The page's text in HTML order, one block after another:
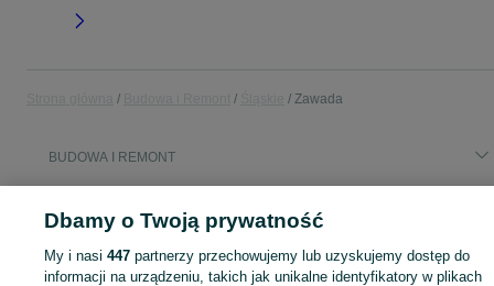
Zawada
BUDOWA I REMONT
KATEGORIA
Aktualne oferty z kategorii Budowa i Remont w Zawada blisko Ciebie ➤ Kupuj nowe lub używane w dobrej cenie, przeglądaj lokalne ogłoszenia ☝ Szybkie kupno i sprzedaż na OLX.pl Zobacz
Dbamy o Twoją prywatność
My i nasi447 partnerzy przechowujemy lub uzyskujemy dostęp do
informacji na urządzeniu, takich jak unikalne identyfikatory w plikach